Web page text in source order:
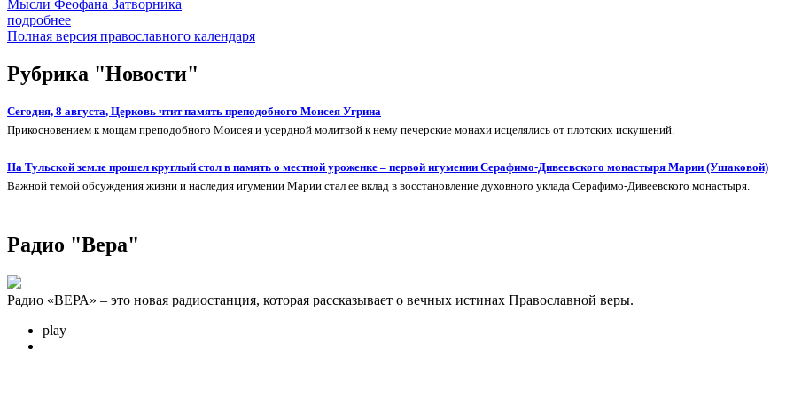
Мысли Феофана Затворника
подробнее
Полная версия православного календаря
Рубрика "Новости"
Сегодня, 8 августа, Церковь чтит память преподобного Моисея Угрина
Прикосновением к мощам преподобного Моисея и усердной молитвой к нему печерские монахи исцелялись от плотских искушений.
На Тульской земле прошел круглый стол в память о местной уроженке – первой игумении Серафимо-Дивеевского монастыря Марии (Ушаковой)
Важной темой обсуждения жизни и наследия игумении Марии стал ее вклад в восстановление духовного уклада Серафимо‑Дивеевского монастыря.
Радио "Вера"
Радио «ВЕРА» – это новая радиостанция, которая рассказывает о вечных истинах Православной веры.
play